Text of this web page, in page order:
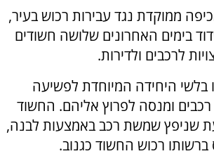
ממוקדת נגד עבירות רכוש בעיר,
בימים האחרונים שלושה חשודים
לרכבים ולדירות.
בלשי היחידה המיוחדת לפשיעה
ומנסה לפרוץ אליהם. החשוד
שניפץ שמשת רכב באמצעות לבנה,
רכוש החשוד כגנוב.